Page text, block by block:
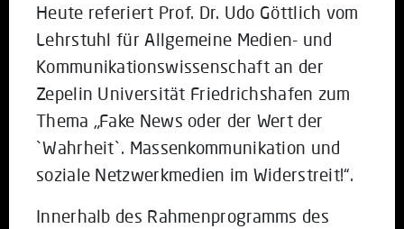
Heute referiert Prof. Dr. Udo Göttlich vom
Lehrstuhl für Allgemeine Medien- und
Kommunikationswissenschaft an der
Zepelin Universität Friedrichshafen zum
Thema „Fake News oder der Wert der
`Wahrheit`. Massenkommunikation und
soziale Netzwerkmedien im Widerstreit!“.
Innerhalb des Rahmenprogramms des